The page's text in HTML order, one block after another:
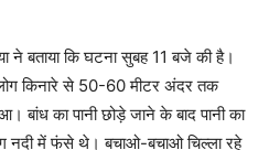
ने बताया कि घटना सुबह 11 बजे की है।
किनारे से 50-60 मीटर अंदर तक
बांध का पानी छोड़े जाने के बाद पानी का
नदी में फंसे थे। बचाओ-बचाओ चिल्ला रहे